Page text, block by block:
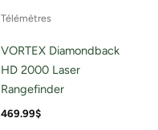
Télémètres
VORTEX Diamondback
HD 2000 Laser
Rangefinder
469.99$